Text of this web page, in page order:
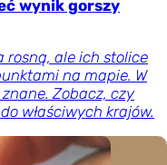
wynik gorszy
ale ich stolice
na mapie. W
Zobacz, czy
właściwych krajów.